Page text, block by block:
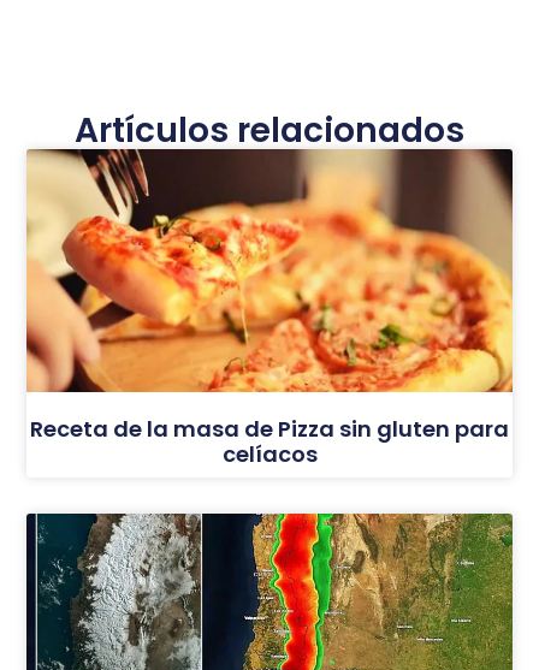
Artículos relacionados
Receta de la masa de Pizza sin gluten para
celíacos